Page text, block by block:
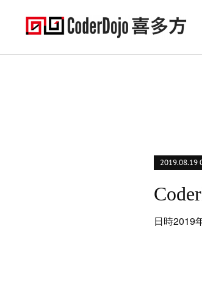
2019.08.19
日時2019